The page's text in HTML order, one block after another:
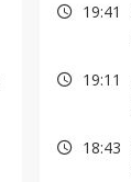
19:41
19:11
18:43